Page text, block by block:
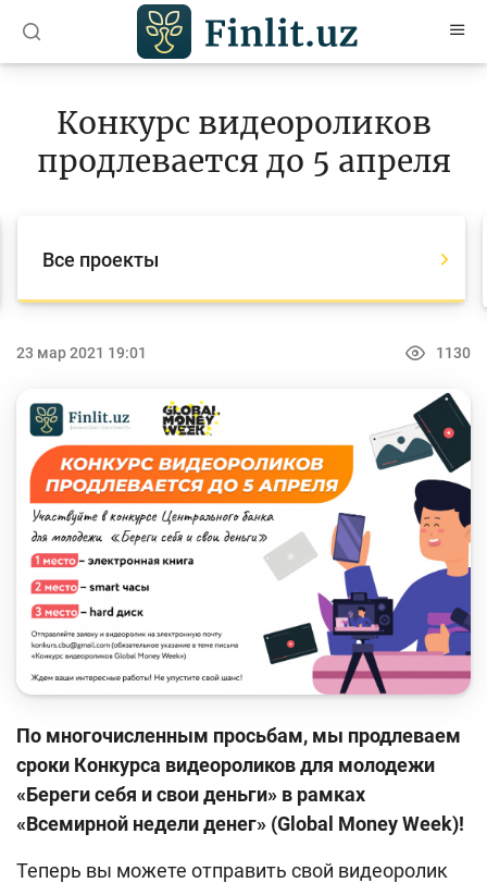
Статьи
Учебные материалы
Все проекты
World Savings day
Конкурсы
Олимпиады и чемпионаты
Кейс-чемпионат
Тренинги и семинары
Новости finlit.uz
Проекты в СМИ
Учебные материалы
Интерактивные услуги
Фотогалерея
О проекте
Поиск по сайту
Конкурс видеороликов
продлевается до 5 апреля
Все проекты
23 мар 2021 19:01 1130
По многочисленным просьбам, мы продлеваем
сроки Конкурса видеороликов для молодежи
«Береги себя и свои деньги» в рамках
«Всемирной недели денег» (Global MoneyWeek)!
Теперь вы можете отправить свой видеоролик